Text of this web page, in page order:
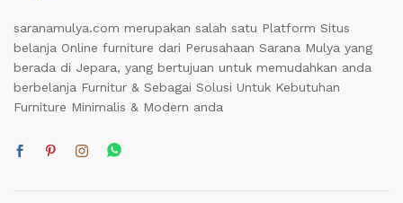
saranamulya.com merupakan salah satu Platform Situs
belanja Online furniture dari Perusahaan Sarana Mulya yang
berada di Jepara, yang bertujuan untuk memudahkan anda
berbelanja Furnitur & Sebagai Solusi Untuk Kebutuhan
Furniture Minimalis & Modern anda